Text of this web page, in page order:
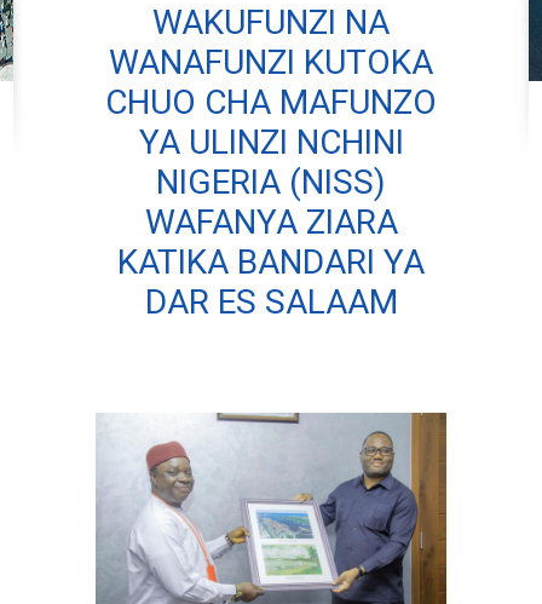
WAKUFUNZI NA
WANAFUNZI KUTOKA
CHUO CHA MAFUNZO
YA ULINZI NCHINI
NIGERIA (NISS)
WAFANYA ZIARA
KATIKA BANDARI YA
DAR ES SALAAM